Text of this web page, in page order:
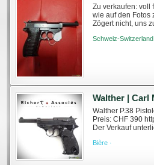
Zu verkaufen: voll
wie auf den Fotos
Zögert nicht, uns
Schweiz-
Walther | Carl
Walther P.38
Preis: CHF 390
Der Verkauf
Bière ·